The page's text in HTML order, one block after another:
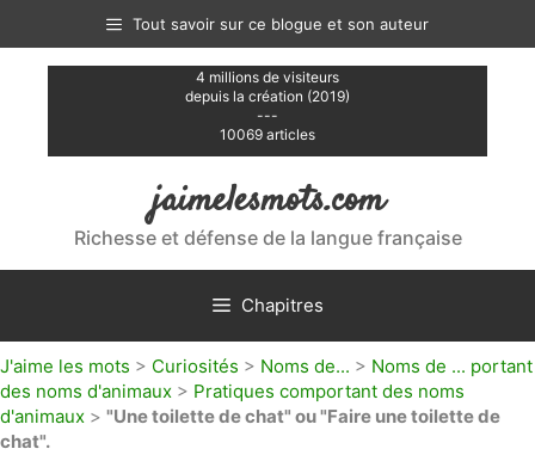
contenu
Tout savoir sur ce blogue et son auteur
4 millions de visiteurs
depuis la création (2019)
---
10069 articles
jaimelesmots.com
Richesse et défense de la langue française
Chapitres
J'aime les mots > Curiosités > Noms de... > Noms de ... portant
des noms d'animaux > Pratiques comportant des noms
d'animaux > "Une toilette de chat" ou "Faire une toilette de
chat".